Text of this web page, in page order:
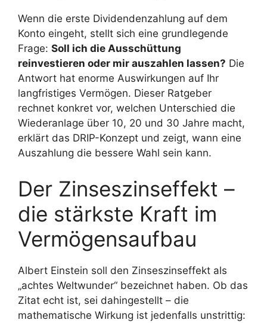
Wenn die erste Dividendenzahlung auf dem
Konto eingeht, stellt sich eine grundlegende
Frage: Soll ich die Ausschüttung
reinvestieren oder mir auszahlen lassen? Die
Antwort hat enorme Auswirkungen auf Ihr
langfristiges Vermögen. Dieser Ratgeber
rechnet konkret vor, welchen Unterschied die
Wiederanlage über 10, 20 und 30 Jahre macht,
erklärt das DRIP-Konzept und zeigt, wann eine
Auszahlung die bessere Wahl sein kann.
Der Zinseszinseffekt –
die stärkste Kraft im
Vermögensaufbau
Albert Einstein soll den Zinseszinseffekt als
„achtes Weltwunder“ bezeichnet haben. Ob das
Zitat echt ist, sei dahingestellt – die
mathematische Wirkung ist jedenfalls unstrittig: